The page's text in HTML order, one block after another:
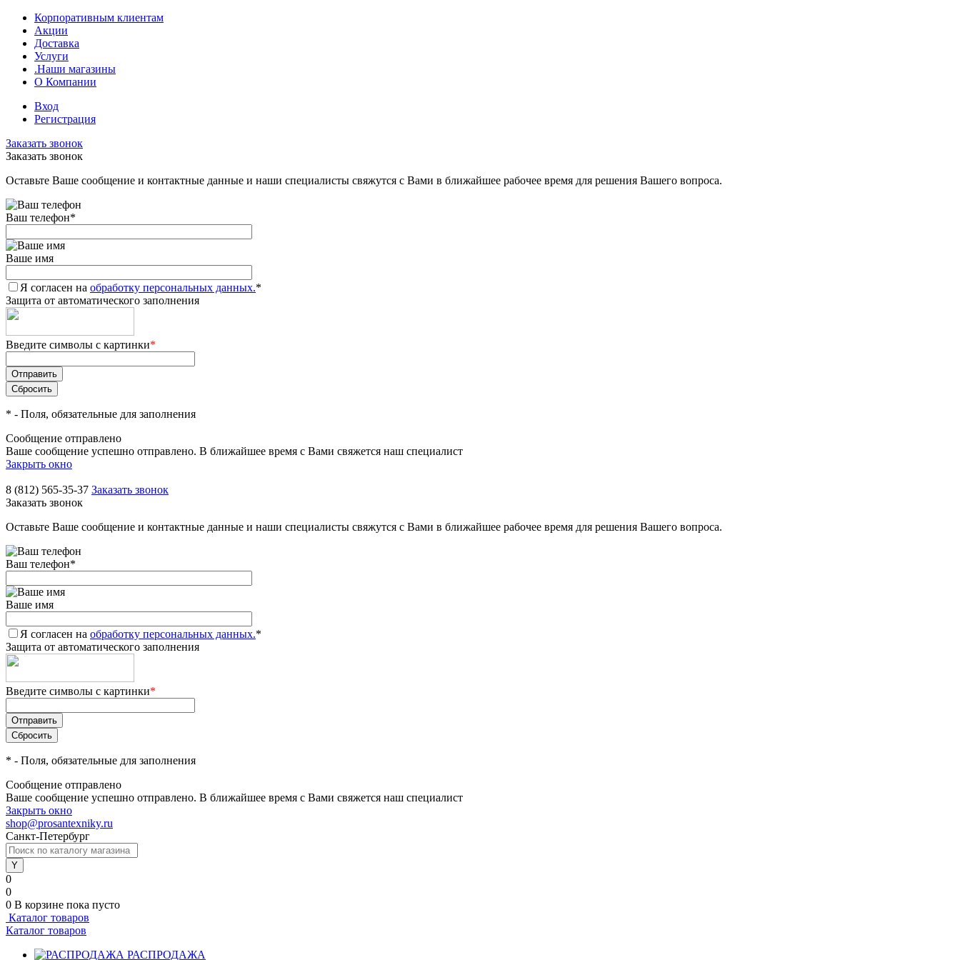
Корпоративным клиентам
Акции
Доставка
Услуги
.Наши магазины
О Компании
Вход
Регистрация
Заказать звонок
Заказать звонок
Оставьте Ваше сообщение и контактные данные и наши специалисты свяжутся с Вами в ближайшее рабочее время для решения Вашего вопроса.
Ваш телефон*
Ваше имя
Я согласен на обработку персональных данных.*
Защита от автоматического заполнения
Введите символы с картинки*
* - Поля, обязательные для заполнения
Сообщение отправлено
Ваше сообщение успешно отправлено. В ближайшее время с Вами свяжется наш специалист
Закрыть окно
8 (812) 565-35-37 Заказать звонок
Заказать звонок
Оставьте Ваше сообщение и контактные данные и наши специалисты свяжутся с Вами в ближайшее рабочее время для решения Вашего вопроса.
Ваш телефон*
Ваше имя
Я согласен на обработку персональных данных.*
Защита от автоматического заполнения
Введите символы с картинки*
* - Поля, обязательные для заполнения
Сообщение отправлено
Ваше сообщение успешно отправлено. В ближайшее время с Вами свяжется наш специалист
Закрыть окно
shop@prosantexniky.ru
Санкт-Петербург
0
0
0 В корзине пока пусто
Каталог товаров
Каталог товаров
РАСПРОДАЖА